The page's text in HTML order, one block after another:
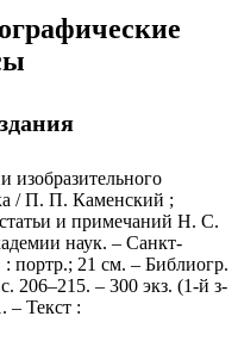
/ П. П. Каменский ;
статьи и примечаний Н. С.
наук. – Санкт-
портр.; 21 см. – Библиогр.
206–215. – 300 экз. (1-й з-
– Текст :